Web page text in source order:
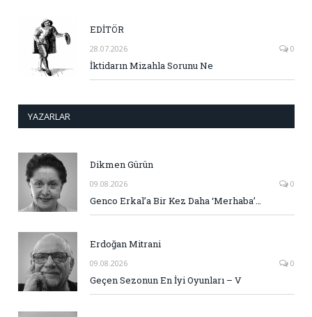
EDİTÖR
28.07.2026 0
İktidarın Mizahla Sorunu Ne
YAZARLAR
Dikmen Gürün
09.08.2026 0
Genco Erkal’a Bir Kez Daha ‘Merhaba’…
Erdoğan Mitrani
09.08.2026 0
Geçen Sezonun En İyi Oyunları – V